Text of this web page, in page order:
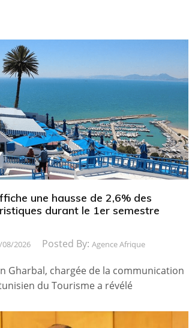
une hausse de 2,6% des
durant le 1er semestre
08/2026 Posted By: Agence Afrique
Gharbal, chargée de la communication
du Tourisme a révélé